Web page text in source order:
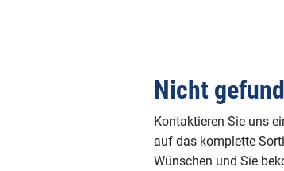
Nicht
Kontaktieren Sie uns
auf das komplette
Wünschen und Sie